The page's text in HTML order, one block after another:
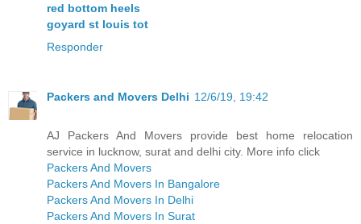
red bottom heels
goyard st louis tot
Responder
Packers and Movers Delhi 12/6/19, 19:42
AJ Packers And Movers provide best home relocation
service in lucknow, surat and delhi city. More info click
Packers And Movers
Packers And Movers In Bangalore
Packers And Movers In Delhi
Packers And Movers In Surat